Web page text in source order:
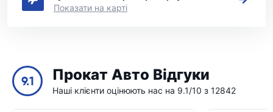
Показати на карті
9.1 Прокат Авто Відгуки
Наші клієнти оцінюють нас на 9.1/10 з 12842